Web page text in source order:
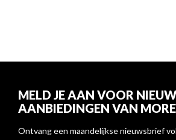
MELD JE AAN VOOR
AANBIEDINGEN VAN
Ontvang een maandelijkse nieuwsbrief